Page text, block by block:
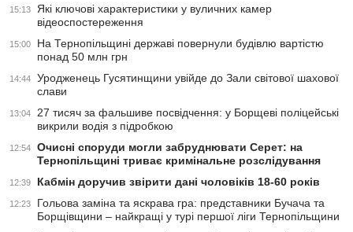
15:13
Які ключові характеристики у вуличних камер
відеоспостереження
15:00
На Тернопільщині державі повернули будівлю вартістю
понад 50 млн грн
14:44
Уродженець Гусятинщини увійде до Зали світової шахової
слави
13:04
27 тисяч за фальшиве посвідчення: у Борщеві поліцейські
викрили водія з підробкою
12:54
Очисні споруди могли забруднювати Серет: на
Тернопільщині триває кримінальне розслідування
12:39 Кабмін доручив звірити дані чоловіків 18-60 років
12:23
Гольова заміна та яскрава гра: представники Бучача та
Борщівщини – найкращі у турі першої ліги Тернопільщини